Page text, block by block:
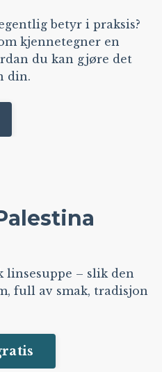
betyr i praksis?
kjennetegner en
du kan gjøre det
din.
– slik den
full av smak, tradisjon